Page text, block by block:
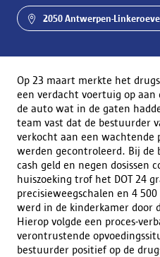
2050 Antwerpen-
Op 23 maart merkte het
een verdacht voertuig op aan
de auto wat in de gaten
team vast dat de bestuurder
verkocht aan een wachtende
werden gecontroleerd. Bij de
cash geld en negen dosissen
huiszoeking trof het DOT 24
precisieweegschalen en 4
werd in de kinderkamer door
Hierop volgde een proces-
verontrustende
bestuurder positief op de